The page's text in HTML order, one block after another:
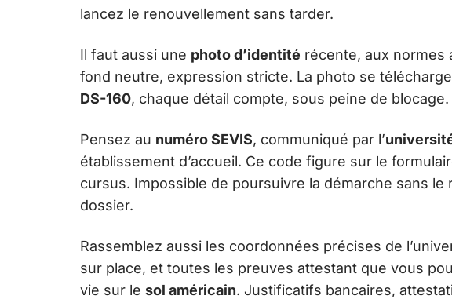
lancez le renouvellement sans tarder.
Il faut aussi une photo d’identité récente, aux normes
fond neutre, expression stricte. La photo se
DS-160, chaque détail compte, sous peine de blocage.
Pensez au numéro SEVIS, communiqué par l’
établissement d’accueil. Ce code figure sur le
cursus. Impossible de poursuivre la démarche sans
dossier.
Rassemblez aussi les coordonnées précises de
sur place, et toutes les preuves attestant que vous
vie sur le sol américain. Justificatifs bancaires,